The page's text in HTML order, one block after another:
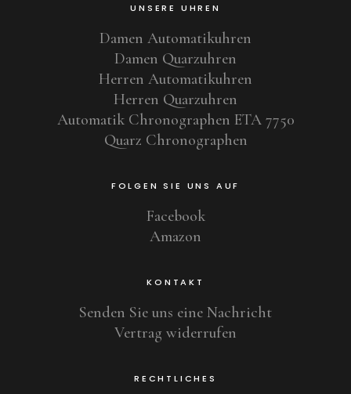
UNSERE UHREN
Damen Automatikuhren
Damen Quarzuhren
Herren Automatikuhren
Herren Quarzuhren
Automatik Chronographen ETA 7750
Quarz Chronographen
FOLGEN SIE UNS AUF
Facebook
Amazon
KONTAKT
Senden Sie uns eine Nachricht
Vertrag widerrufen
RECHTLICHES